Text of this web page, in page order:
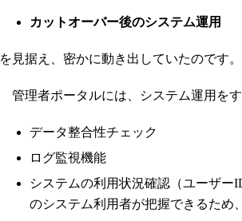
カットオーバー後のシステム運用
を見据え、密かに動き出していたのです。
管理者ポータルには、システム運用をす
データ整合性チェック
ログ監視機能
システムの利用状況確認（ユーザ
のシステム利用者が把握できるため